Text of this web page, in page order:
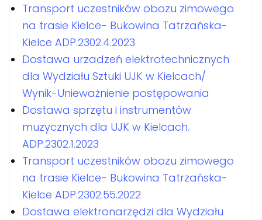
Transport uczestników obozu zimowego
na trasie Kielce- Bukowina Tatrzańska-
Kielce ADP.2302.4.2023
Dostawa urzadzeń elektrotechnicznych
dla Wydziału Sztuki UJK w Kielcach/
Wynik-Unieważnienie postępowania
Dostawa sprzętu i instrumentów
muzycznych dla UJK w Kielcach.
ADP.2302.1.2023
Transport uczestników obozu zimowego
na trasie Kielce- Bukowina Tatrzańska-
Kielce ADP.2302.55.2022
Dostawa elektronarzędzi dla Wydziału